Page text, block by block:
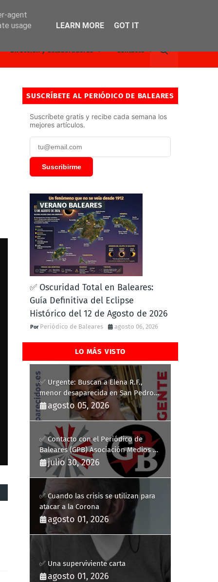
Dirección y Colaboradores Contacto
SUSCRÍBETE AL PERIÓDICO DE BALEARES
Suscríbete gratis y recibe cada semana los
mejores artículos.
Suscribirme
VERANO BALEARES
✅ Oscuridad Total en Baleares:
Guía Definitiva del Eclipse
Histórico del 12 de Agosto de 2026
Periódico de Baleares agosto 06, 2026
LO MÁS VISTO
✅ Urgente: Buscan a Elena R.F.,
menor desaparecida en San Pedro
del Pinatar
agosto 05, 2026
✅ Contacto con el Periódico de
Baleares (GPB) Asociación Medios de
Comunicación Digitales
julio 30, 2026
✅ Cuando las crisis se utilizan para
atacar a la Corona
agosto 01, 2026
✅ Una superviviente carta
agosto 01, 2026
agent
usage
LEARN MORE GOT IT